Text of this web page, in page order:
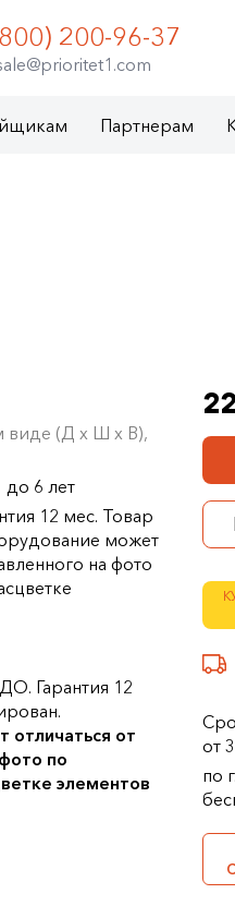
200-96-37
Партнерам
от
по
виде (Д х Ш х В),
до 6 лет
12 мес. Товар
может
на фото
Гарантия 12
от
по
элементов